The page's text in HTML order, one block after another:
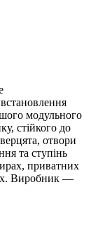
модульного
стійкого до
отвори
та ступінь
приватних
Виробник —